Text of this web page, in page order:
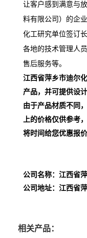
让客户感到满意与
料有限公司）的企
化工研究单位签订
各地的技术管理人
售后服务等。
江西省萍乡市迪尔
产品，并可提供设
由于产品材质不同
上的价格仅供参考
将时间给您优惠报价
公司名称：江西省
公司地址：江西省
相关产品：